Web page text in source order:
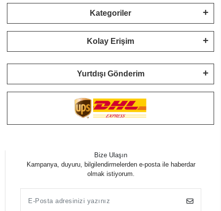
Kategoriler
Kolay Erişim
Yurtdışı Gönderim
Bize Ulaşın
Kampanya, duyuru, bilgilendirmelerden e-posta ile haberdar
olmak istiyorum.